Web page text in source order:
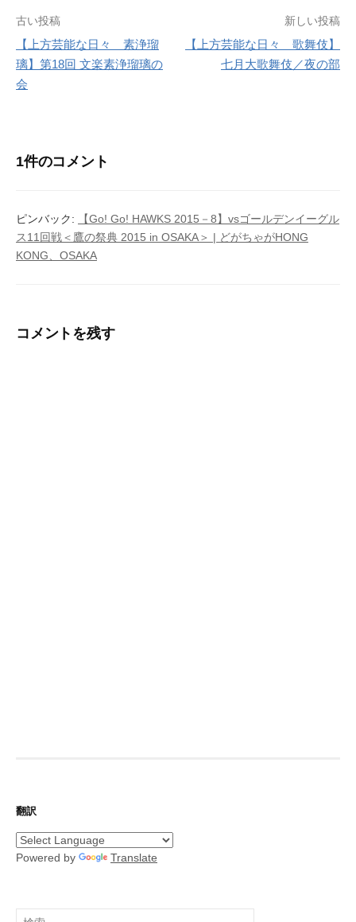
投
稿
ナ
ー
ョ
ン
古い投稿
【上方芸能な日々 素浄瑠
璃】第18回 文楽素浄瑠璃の
会
新しい投稿
【上方芸能な日々 歌舞伎】
七月大歌舞伎／夜の部
1件のコメント
ピンバック:
【Go! Go! HAWKS 2015－8】vsゴールデンイーグル
ス11回戦＜鷹の祭典 2015 in OSAKA＞ | どがちゃがHONG
KONG、OSAKA
コメントを残す
翻訳
Powered by Translate
検